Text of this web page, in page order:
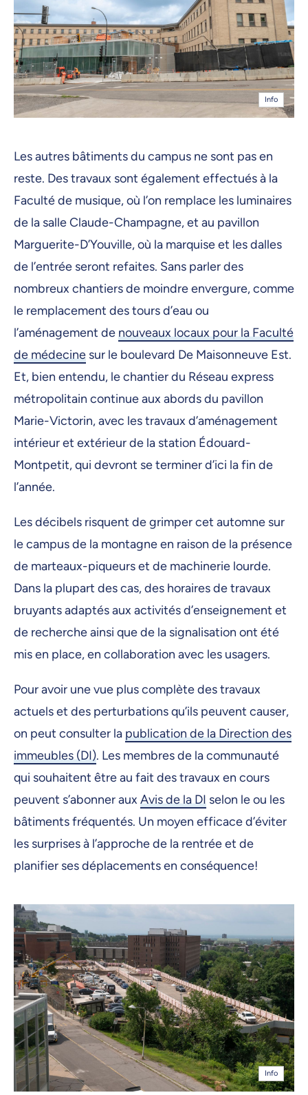
Info
Les autres bâtiments du campus ne sont pas en
reste. Des travaux sont également effectués à la
Faculté de musique, où l’on remplace les luminaires
de la salle Claude-Champagne, et au pavillon
Marguerite-D’Youville, où la marquise et les dalles
de l’entrée seront refaites. Sans parler des
nombreux chantiers de moindre envergure, comme
le remplacement des tours d’eau ou
l’aménagement de nouveaux locaux pour la Faculté
de médecine sur le boulevard De Maisonneuve Est.
Et, bien entendu, le chantier du Réseau express
métropolitain continue aux abords du pavillon
Marie-Victorin, avec les travaux d’aménagement
intérieur et extérieur de la station Édouard-
Montpetit, qui devront se terminer d’ici la fin de
l’année.
Les décibels risquent de grimper cet automne sur
le campus de la montagne en raison de la présence
de marteaux-piqueurs et de machinerie lourde.
Dans la plupart des cas, des horaires de travaux
bruyants adaptés aux activités d’enseignement et
de recherche ainsi que de la signalisation ont été
mis en place, en collaboration avec les usagers.
Pour avoir une vue plus complète des travaux
actuels et des perturbations qu’ils peuvent causer,
on peut consulter la publication de la Direction des
immeubles (DI). Les membres de la communauté
qui souhaitent être au fait des travaux en cours
peuvent s’abonner aux Avis de la DI selon le ou les
bâtiments fréquentés. Un moyen efficace d’éviter
les surprises à l’approche de la rentrée et de
planifier ses déplacements en conséquence!
Info